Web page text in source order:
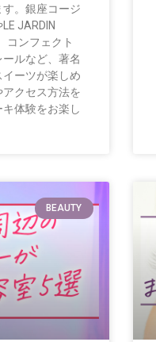
。銀座コージ
JARDIN
コンフェクト
ルなど、著名
ーツが楽しめ
クセス方法を
体験をお楽し
BEAUTY